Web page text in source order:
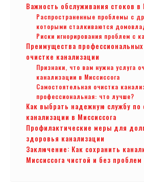
Важность обслуживания стоков в
Распространенные проблемы с
которыми сталкиваются
Риски игнорирования проблем с
Преимущества профессиональных
очистке канализации
Признаки, что вам нужна услуга
канализации в Миссиссога
Самостоятельная очистка
профессиональная: что лучше?
Как выбрать надежную службу по
канализации в Миссиссога
Профилактические меры для
здоровья канализации
Заключение: Как сохранить
Миссиссога чистой и без проблем